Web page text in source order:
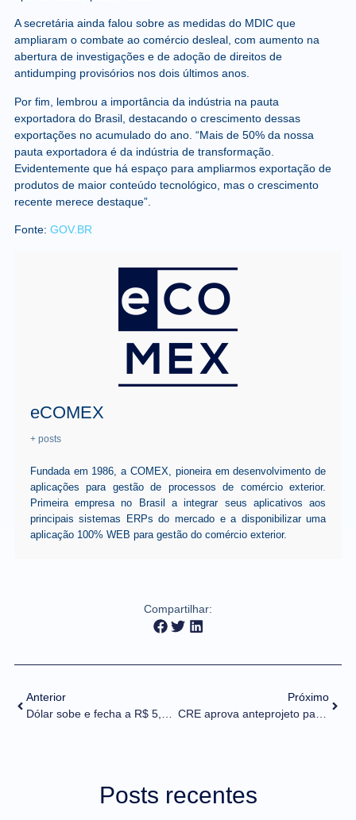
A secretária ainda falou sobre as medidas do MDIC que
ampliaram o combate ao comércio desleal, com aumento na
abertura de investigações e de adoção de direitos de
antidumping provisórios nos dois últimos anos.
Por fim, lembrou a importância da indústria na pauta
exportadora do Brasil, destacando o crescimento dessas
exportações no acumulado do ano. “Mais de 50% da nossa
pauta exportadora é da indústria de transformação.
Evidentemente que há espaço para ampliarmos exportação de
produtos de maior conteúdo tecnológico, mas o crescimento
recente merece destaque”.
Fonte: GOV.BR
eCOMEX
+ posts
Fundada em 1986, a COMEX, pioneira em desenvolvimento de
aplicações para gestão de processos de comércio exterior.
Primeira empresa no Brasil a integrar seus aplicativos aos
principais sistemas ERPs do mercado e a disponibilizar uma
aplicação 100% WEB para gestão do comércio exterior.
Compartilhar:
Anterior
Dólar sobe e fecha a R$ 5,79, com preocupação sobre corte fiscal; Ibovespa avança
Próximo
CRE aprova anteprojeto para modernizar a legislação aduaneira
Posts recentes